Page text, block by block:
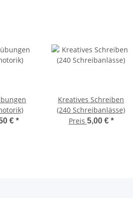
€ *
Kreatives Schreiben
(240 Schreibanlässe)
Preis 5,00 € *